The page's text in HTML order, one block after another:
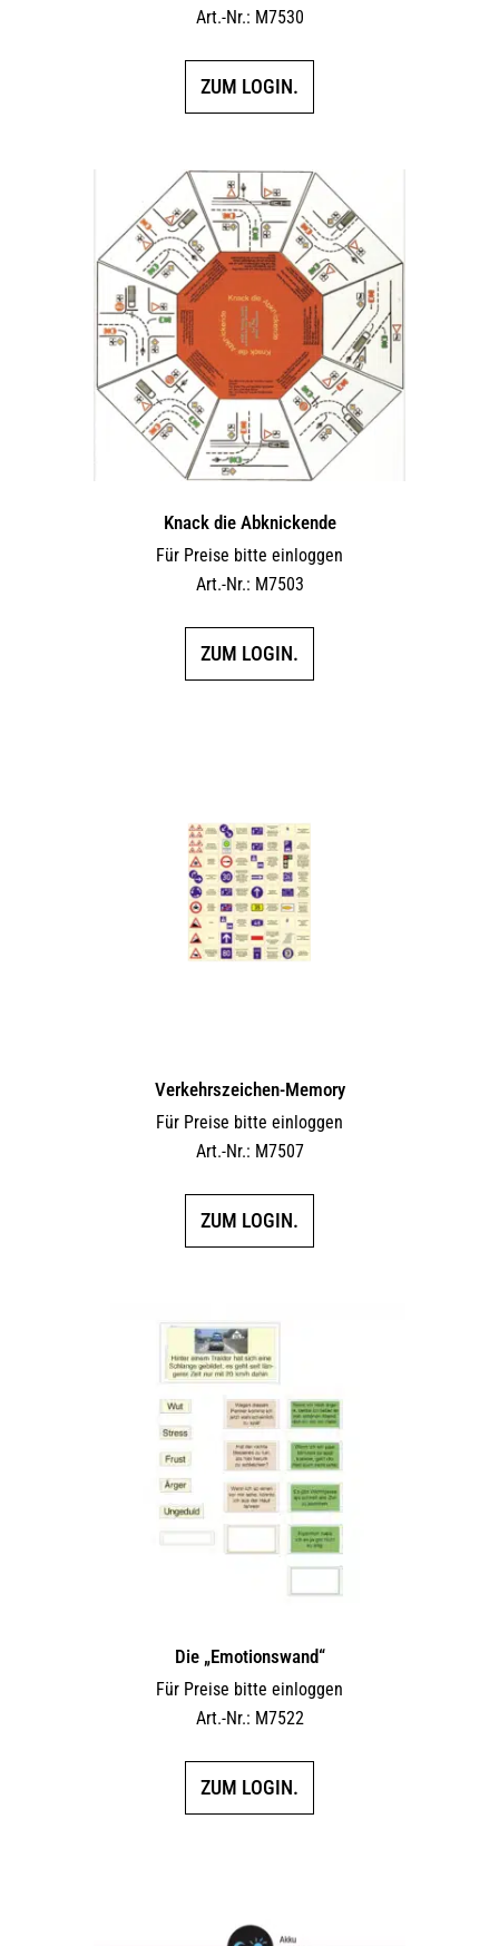
Art.-Nr.: M7530
ZUM LOGIN.
Knack die Abknickende
Für Preise bitte einloggen
Art.-Nr.: M7503
ZUM LOGIN.
Verkehrszeichen-Memory
Für Preise bitte einloggen
Art.-Nr.: M7507
ZUM LOGIN.
Die „Emotionswand“
Für Preise bitte einloggen
Art.-Nr.: M7522
ZUM LOGIN.